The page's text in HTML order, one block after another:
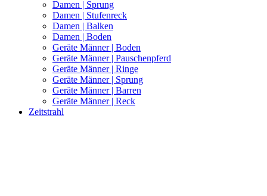
Damen | Sprung
Damen | Stufenreck
Damen | Balken
Damen | Boden
Geräte Männer | Boden
Geräte Männer | Pauschenpferd
Geräte Männer | Ringe
Geräte Männer | Sprung
Geräte Männer | Barren
Geräte Männer | Reck
Zeitstrahl